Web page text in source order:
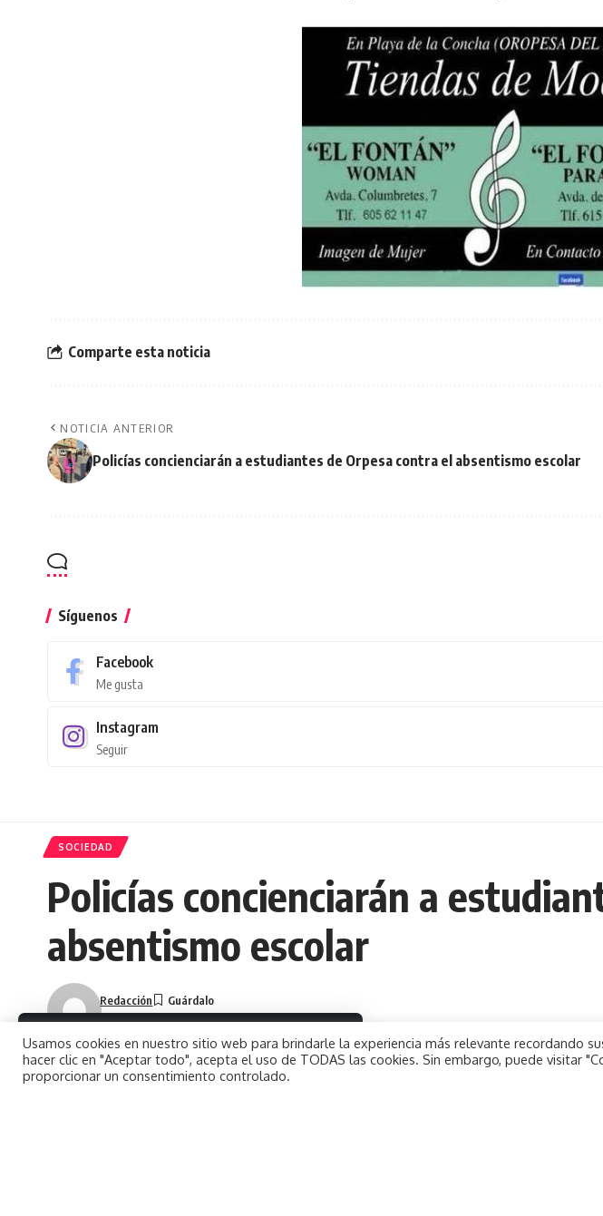
By using this site, you agree to the
Privacy Policy andTerms of Use.
Aceptar
Comparte esta noticia
NOTICIA ANTERIOR
Policías concienciarán a estudiantes de Orpesa contra el absentismo escolar
Síguenos
Facebook
Me gusta
Instagram
Seguir
SOCIEDAD
Policías concienciarán a
absentismo escolar
Última actualización 21 noviembre, 2023 10:51 am
Redacción
Usamos cookies en nuestro sitio web para brindarle la experiencia más relevante recordando
hacer clic en "Aceptar todo", acepta el uso de TODAS las cookies. Sin embargo, puede visitar
proporcionar un consentimiento controlado.